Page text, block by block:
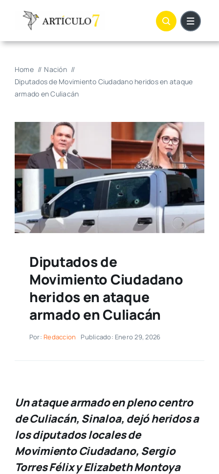
Home
Nación
Diputados de Movimiento Ciudadano heridos en ataque
armado en Culiacán
Diputados de
Movimiento Ciudadano
heridos en ataque
armado en Culiacán
Por: Redaccion Publicado: Enero 29, 2026
Un ataque armado en pleno centro
de Culiacán, Sinaloa, dejó heridos a
los diputados locales de
Movimiento Ciudadano, Sergio
Torres Félix y Elizabeth Montoya